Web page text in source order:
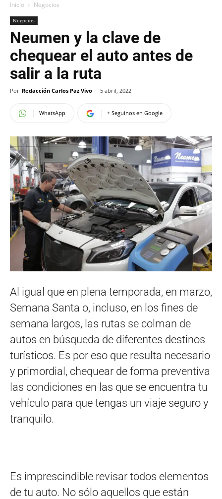
Inicio Negocios
Negocios
Neumen y la clave de
chequear el auto antes de
salir a la ruta
Por Redacción Carlos Paz Vivo - 5 abril, 2022
WhatsApp + Seguinos en Google
Al igual que en plena temporada, en marzo,
Semana Santa o, incluso, en los fines de
semana largos, las rutas se colman de
autos en búsqueda de diferentes destinos
turísticos. Es por eso que resulta necesario
y primordial, chequear de forma preventiva
las condiciones en las que se encuentra tu
vehículo para que tengas un viaje seguro y
tranquilo.
Es imprescindible revisar todos elementos
de tu auto. No sólo aquellos que están